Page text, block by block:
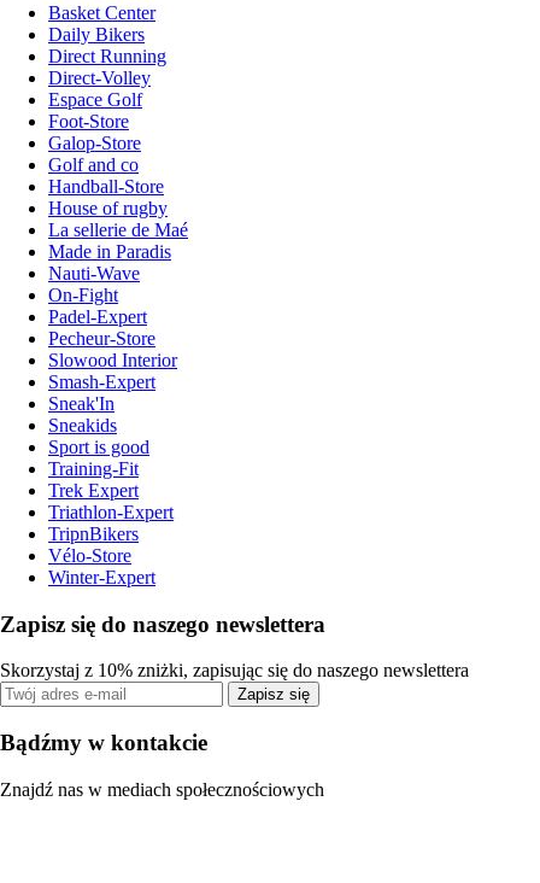
Basket Center
Daily Bikers
Direct Running
Direct-Volley
Espace Golf
Foot-Store
Galop-Store
Golf and co
Handball-Store
House of rugby
La sellerie de Maé
Made in Paradis
Nauti-Wave
On-Fight
Padel-Expert
Pecheur-Store
Slowood Interior
Smash-Expert
Sneak'In
Sneakids
Sport is good
Training-Fit
Trek Expert
Triathlon-Expert
TripnBikers
Vélo-Store
Winter-Expert
Zapisz się do naszego newslettera
Skorzystaj z 10% zniżki, zapisując się do naszego newslettera
Zapisz się
Bądźmy w kontakcie
Znajdź nas w mediach społecznościowych